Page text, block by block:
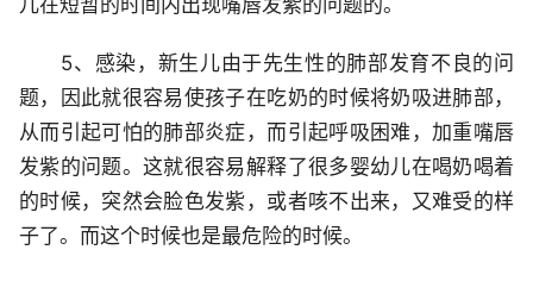
儿在短暂的时间内出现嘴唇发紫的问题的。
5、感染，新生儿由于先生性的肺部发育不良的问
题，因此就很容易使孩子在吃奶的时候将奶吸进肺部，
从而引起可怕的肺部炎症，而引起呼吸困难，加重嘴唇
发紫的问题。这就很容易解释了很多婴幼儿在喝奶喝着
的时候，突然会脸色发紫，或者咳不出来，又难受的样
子了。而这个时候也是最危险的时候。